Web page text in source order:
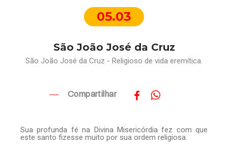
05.03
São João José da Cruz
São João José da Cruz - Religioso de vida eremítica.
Compartilhar
Sua profunda fé na Divina Misericórdia fez com que
este santo fizesse muito por sua ordem religiosa.